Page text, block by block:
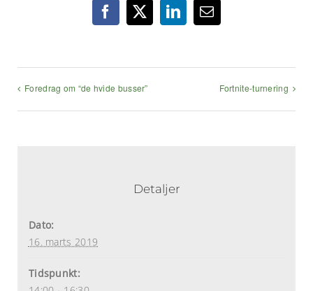
Facebook
X LinkedIn
E-
Foredrag om “de hvide busser” Fortnite-turnering
Detaljer
Dato:
16. marts 2019
Tidspunkt: